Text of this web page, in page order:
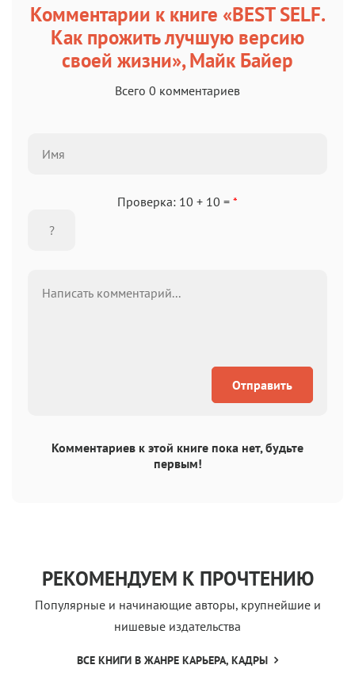
Комментарии к книге «BEST SELF.
Как прожить лучшую версию
своей жизни», Майк Байер
Всего 0 комментариев
Проверка: 10 + 10 = *
Отправить
Комментариев к этой книге пока нет, будьте
первым!
РЕКОМЕНДУЕМ К ПРОЧТЕНИЮ
Популярные и начинающие авторы, крупнейшие и
нишевые издательства
ВСЕ КНИГИ В ЖАНРЕ КАРЬЕРА, КАДРЫ